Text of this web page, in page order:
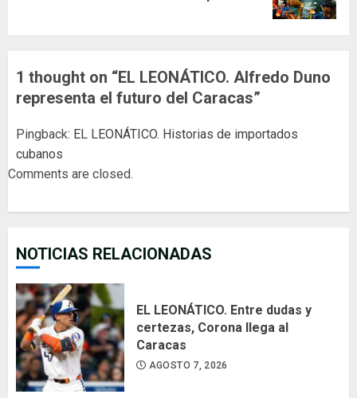
1 thought on “EL LEONÁTICO. Alfredo Duno
representa el futuro del Caracas”
Pingback: EL LEONÁTICO. Historias de importados
cubanos
Comments are closed.
NOTICIAS RELACIONADAS
EL LEONÁTICO. Entre dudas y
certezas, Corona llega al
Caracas
AGOSTO 7, 2026